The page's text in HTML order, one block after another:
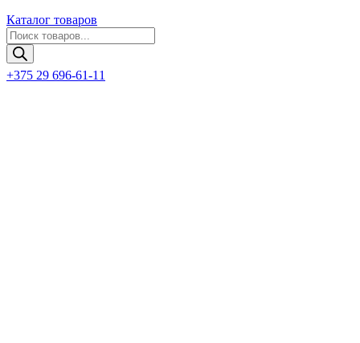
Каталог товаров
Поиск
товаров
+375 29 696-61-11